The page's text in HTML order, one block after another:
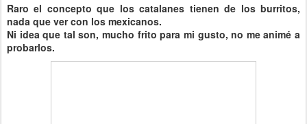
Raro el concepto que los catalanes tienen de los burritos,
nada que ver con los mexicanos.
Ni idea que tal son, mucho frito para mi gusto, no me animé a
probarlos.